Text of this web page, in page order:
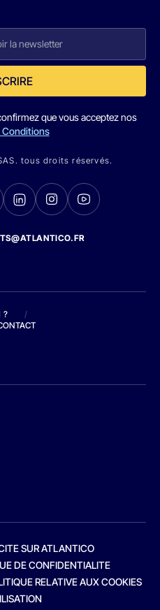
que vous acceptez nos
tous droits réservés.
?
/
SUR ATLANTICO
DE CONFIDENTIALITE
RELATIVE AUX COOKIES